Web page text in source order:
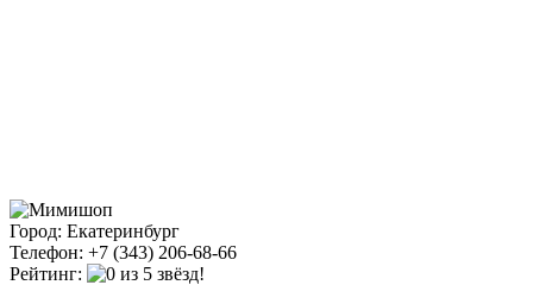
Город: Екатеринбург
Телефон: +7 (343) 206-68-66
Рейтинг: